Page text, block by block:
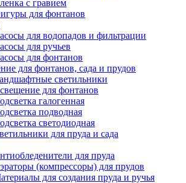
с гравием
для фонтанов
для водопадов и фильтрации
для ручьев
для фонтанов
для фонтанов, сада и прудов
светильники
для фонтанов
галогенная
подводная
светодиодная
для пруда и сада
для пруда
(компрессоры) для прудов
для создания пруда и ручья